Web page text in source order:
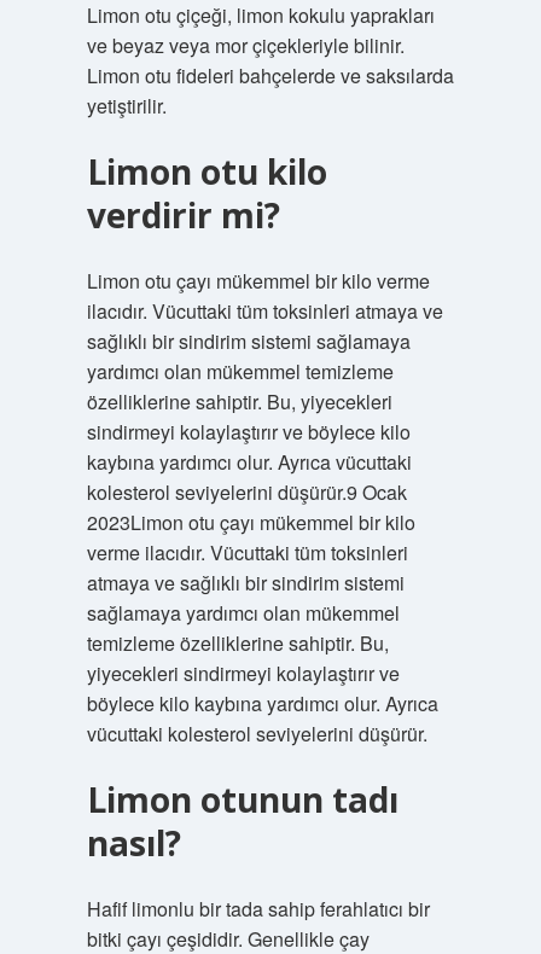
Limon otu çiçeği, limon kokulu yaprakları
ve beyaz veya mor çiçekleriyle bilinir.
Limon otu fideleri bahçelerde ve saksılarda
yetiştirilir.
Limon otu kilo
verdirir mi?
Limon otu çayı mükemmel bir kilo verme
ilacıdır. Vücuttaki tüm toksinleri atmaya ve
sağlıklı bir sindirim sistemi sağlamaya
yardımcı olan mükemmel temizleme
özelliklerine sahiptir. Bu, yiyecekleri
sindirmeyi kolaylaştırır ve böylece kilo
kaybına yardımcı olur. Ayrıca vücuttaki
kolesterol seviyelerini düşürür.9 Ocak
2023Limon otu çayı mükemmel bir kilo
verme ilacıdır. Vücuttaki tüm toksinleri
atmaya ve sağlıklı bir sindirim sistemi
sağlamaya yardımcı olan mükemmel
temizleme özelliklerine sahiptir. Bu,
yiyecekleri sindirmeyi kolaylaştırır ve
böylece kilo kaybına yardımcı olur. Ayrıca
vücuttaki kolesterol seviyelerini düşürür.
Limon otunun tadı
nasıl?
Hafif limonlu bir tada sahip ferahlatıcı bir
bitki çayı çeşididir. Genellikle çay